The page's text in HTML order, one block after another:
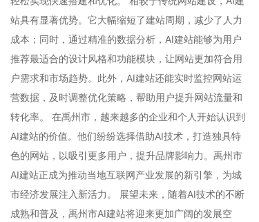
站具有显著优势。它大幅缩短了建站周期，减少了人力
成本；同时，通过精准的数据分析，AI建站能够为用户
推荐最适合的设计风格和功能模块，让网站更加符合用
户需求和市场趋势。此外，AI建站还能实时监控网站运
营数据，及时调整优化策略，帮助用户提升网站流量和
转化率。 在禹州市，越来越多的企业和个人开始认识到
AI建站的价值。他们纷纷选择借助AI技术，打造独具特
色的网站，以吸引更多用户，提升品牌影响力。禹州市
AI建站正成为推动当地互联网产业发展的新引擎，为城
市经济发展注入新活力。 展望未来，随着AI技术的不断
成熟和普及，禹州市AI建站将迎来更加广阔的发展空